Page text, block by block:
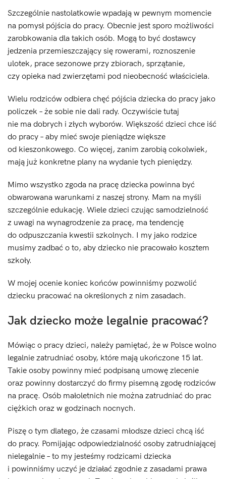
Szczególnie nastolatkowie wpadają w pewnym momencie
na pomysł pójścia do pracy. Obecnie jest sporo możliwości
zarobkowania dla takich osób. Mogą to być dostawcy
jedzenia przemieszczający się rowerami, roznoszenie
ulotek, prace sezonowe przy zbiorach, sprzątanie,
czy opieka nad zwierzętami pod nieobecność właściciela.
Wielu rodziców odbiera chęć pójścia dziecka do pracy jako
policzek – że sobie nie dali rady. Oczywiście tutaj
nie ma dobrych i złych wyborów. Większość dzieci chce iść
do pracy – aby mieć swoje pieniądze większe
od kieszonkowego. Co więcej, zanim zarobią cokolwiek,
mają już konkretne plany na wydanie tych pieniędzy.
Mimo wszystko zgoda na pracę dziecka powinna być
obwarowana warunkami z naszej strony. Mam na myśli
szczególnie edukację. Wiele dzieci czując samodzielność
z uwagi na wynagrodzenie za pracę, ma tendencję
do odpuszczania kwestii szkolnych. I my jako rodzice
musimy zadbać o to, aby dziecko nie pracowało kosztem
szkoły.
W mojej ocenie koniec końców powinniśmy pozwolić
dziecku pracować na określonych z nim zasadach.
Jak dziecko może legalnie pracować?
Mówiąc o pracy dzieci, należy pamiętać, że w Polsce wolno
legalnie zatrudniać osoby, które mają ukończone 15 lat.
Takie osoby powinny mieć podpisaną umowę zlecenie
oraz powinny dostarczyć do firmy pisemną zgodę rodziców
na pracę. Osób małoletnich nie można zatrudniać do prac
ciężkich oraz w godzinach nocnych.
Piszę o tym dlatego, że czasami młodsze dzieci chcą iść
do pracy. Pomijając odpowiedzialność osoby zatrudniającej
nielegalnie – to my jesteśmy rodzicami dziecka
i powinniśmy uczyć je działać zgodnie z zasadami prawa